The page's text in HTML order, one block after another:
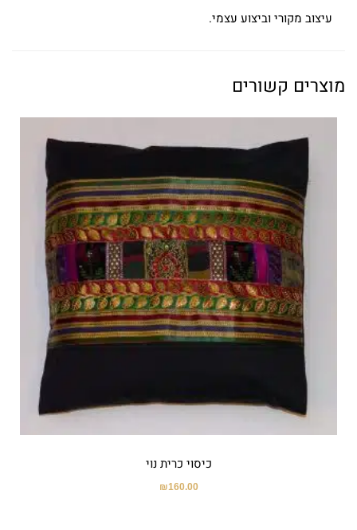
עיצוב מקורי וביצוע עצמי.
מוצרים קשורים
כיסוי כרית נוי
₪160.00